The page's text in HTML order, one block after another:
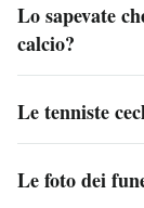
Lo sapevate
calcio?
Le tenniste
Le foto dei